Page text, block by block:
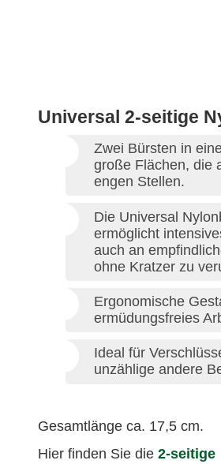
Universal 2-seitige
Zwei Bürsten in
große Flächen, die
engen Stellen.
Die Universal
ermöglicht
auch an
ohne Kratzer zu
Ergonomische
ermüdungsfreies
Ideal für
unzählige andere
Gesamtlänge ca. 17,5 cm.
Hier finden Sie die 2-seitige